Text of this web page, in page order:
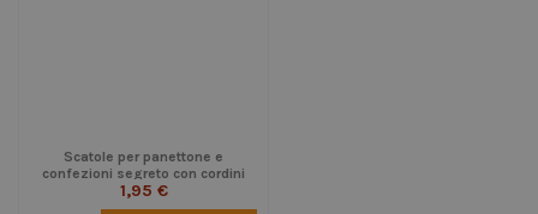
Scatole per panettone e
confezioni segreto con cordini
seta corten - 3 misure
1,95 €